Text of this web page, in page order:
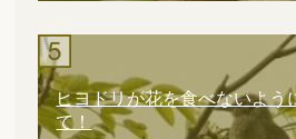
ヒヨドリが花を食べないよう
て！